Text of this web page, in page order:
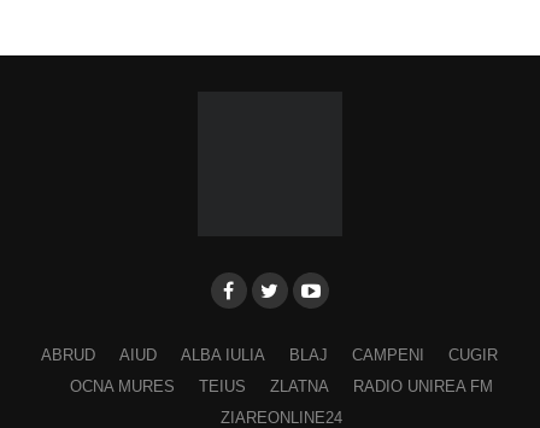
ABRUD AIUD ALBA IULIA BLAJ CAMPENI
CUGIR
OCNA MURES
TEIUS ZLATNA
RADIO UNIREA FM
ZIAREONLINE24